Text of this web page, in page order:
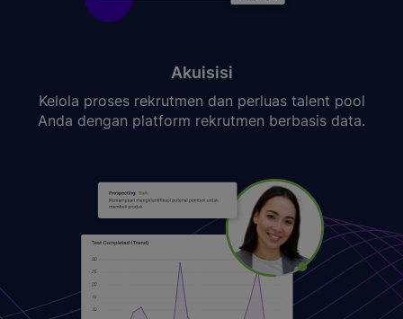
Akuisisi
Kelola proses rekrutmen dan perluas talent pool
Anda dengan platform rekrutmen berbasis data.